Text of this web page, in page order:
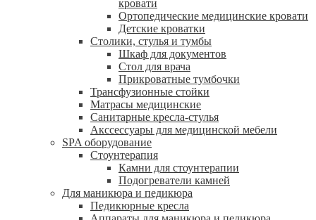
кровати
Ортопедические медицинские кровати
Детские кроватки
Столики, стулья и тумбы
Шкаф для документов
Стол для врача
Прикроватные тумбочки
Трансфузионные стойки
Матрасы медицинские
Санитарные кресла-стулья
Акссессуары для медицинской мебели
SPA оборудование
Стоунтерапия
Камни для стоунтерапии
Подогреватели камней
Для маникюра и педикюра
Педикюрные кресла